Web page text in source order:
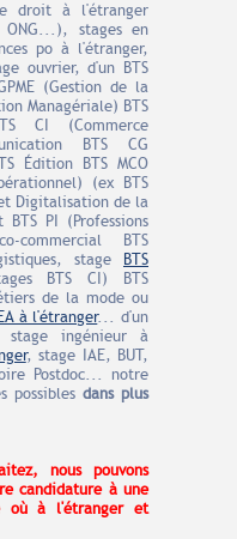
droit à l'étranger
stages en
po à l'étranger,
ouvrier, d'un BTS
(Gestion de la
Managériale) BTS
CI (Commerce
BTS CG
Édition BTS MCO
(ex BTS
et Digitalisation de la
PI (Professions
commercial BTS
stage
BTS
BTS CI) BTS
de la mode ou
à l'étranger... d'un
stage ingénieur à
, stage IAE, BUT,
Postdoc... notre
possibles dans plus
nous pouvons
candidature à une
où à l'étranger et